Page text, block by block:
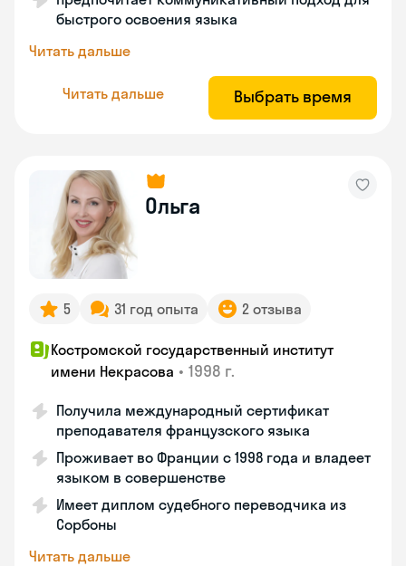
быстрого освоения языка
Читать дальше
Читать дальше Выбрать время
Ольга
5 31 год опыта 2 отзыва
Костромской государственный институт
имени Некрасова • 1998 г.
Получила международный сертификат
преподавателя французского языка
Проживает во Франции с 1998 года и владеет
языком в совершенстве
Имеет диплом судебного переводчика из
Сорбоны
Читать дальше